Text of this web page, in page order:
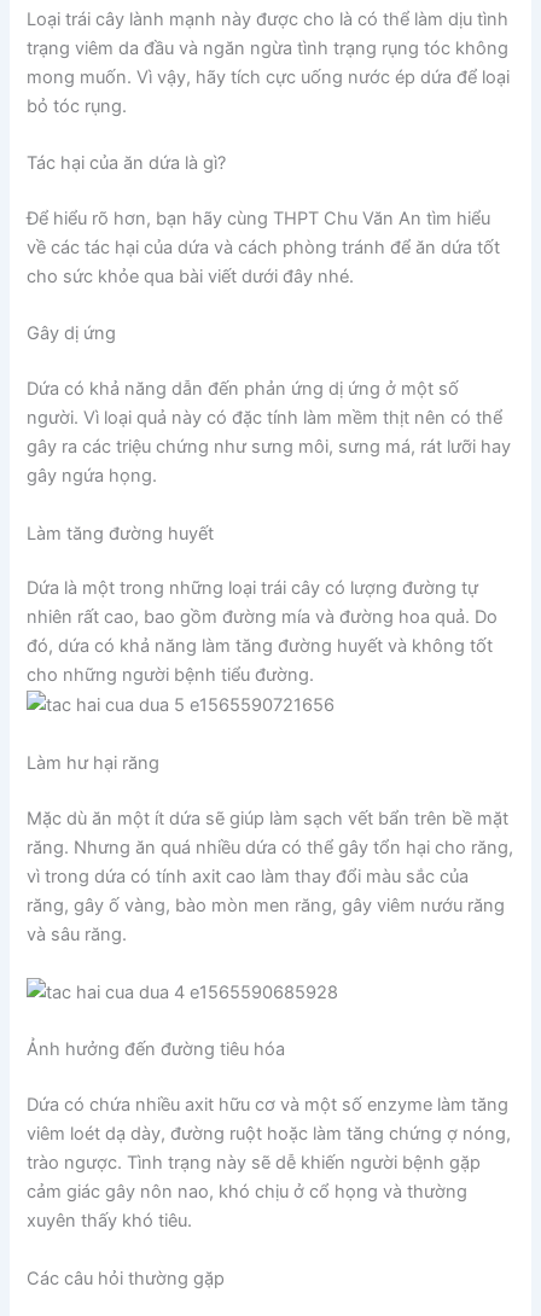
Loại trái cây lành mạnh này được cho là có thể làm dịu tình
trạng viêm da đầu và ngăn ngừa tình trạng rụng tóc không
mong muốn. Vì vậy, hãy tích cực uống nước ép dứa để loại
bỏ tóc rụng.
Tác hại của ăn dứa là gì?
Để hiểu rõ hơn, bạn hãy cùng THPT Chu Văn An tìm hiểu
về các tác hại của dứa và cách phòng tránh để ăn dứa tốt
cho sức khỏe qua bài viết dưới đây nhé.
Gây dị ứng
Dứa có khả năng dẫn đến phản ứng dị ứng ở một số
người. Vì loại quả này có đặc tính làm mềm thịt nên có thể
gây ra các triệu chứng như sưng môi, sưng má, rát lưỡi hay
gây ngứa họng.
Làm tăng đường huyết
Dứa là một trong những loại trái cây có lượng đường tự
nhiên rất cao, bao gồm đường mía và đường hoa quả. Do
đó, dứa có khả năng làm tăng đường huyết và không tốt
cho những người bệnh tiểu đường.
Làm hư hại răng
Mặc dù ăn một ít dứa sẽ giúp làm sạch vết bẩn trên bề mặt
răng. Nhưng ăn quá nhiều dứa có thể gây tổn hại cho răng,
vì trong dứa có tính axit cao làm thay đổi màu sắc của
răng, gây ố vàng, bào mòn men răng, gây viêm nướu răng
và sâu răng.
Ảnh hưởng đến đường tiêu hóa
Dứa có chứa nhiều axit hữu cơ và một số enzyme làm tăng
viêm loét dạ dày, đường ruột hoặc làm tăng chứng ợ nóng,
trào ngược. Tình trạng này sẽ dễ khiến người bệnh gặp
cảm giác gây nôn nao, khó chịu ở cổ họng và thường
xuyên thấy khó tiêu.
Các câu hỏi thường gặp